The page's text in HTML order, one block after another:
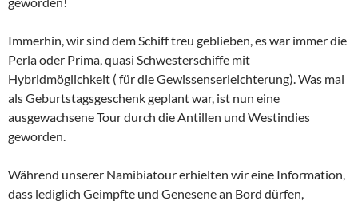
Immerhin, wir sind dem Schiff treu geblieben, es war immer die
Perla oder Prima, quasi Schwesterschiffe mit
Hybridmöglichkeit ( für die Gewissenserleichterung). Was mal
als Geburtstagsgeschenk geplant war, ist nun eine
ausgewachsene Tour durch die Antillen und Westindies
geworden.
Während unserer Namibiatour erhielten wir eine Information,
dass lediglich Geimpfte und Genesene an Bord dürfen,